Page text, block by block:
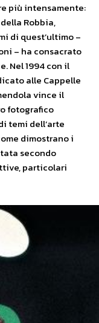
più intensamente:
Robbia,
di quest’ultimo –
– ha consacrato
Nel 1994 con il
alle Cappelle
vince il
fotografico
temi dell’arte
dimostrano i
secondo
particolari